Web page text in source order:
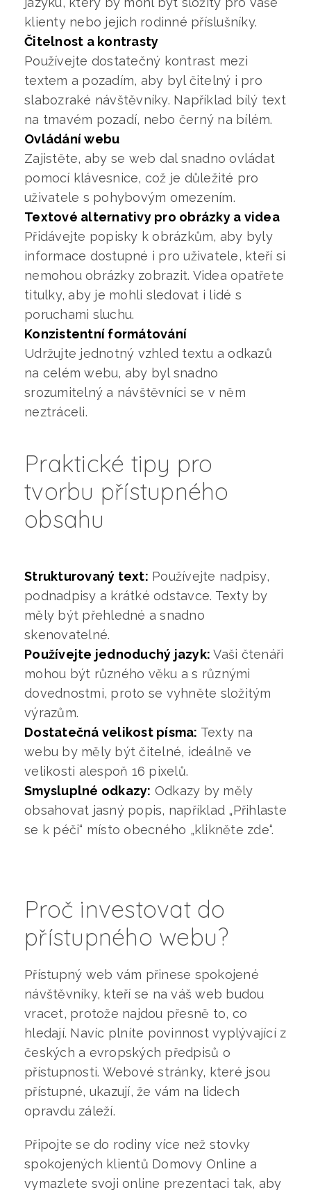
klienty nebo jejich rodinné příslušníky.
Čitelnost a kontrasty
Používejte dostatečný kontrast mezi
textem a pozadím, aby byl čitelný i pro
slabozraké návštěvníky. Například bílý text
na tmavém pozadí, nebo černý na bílém.
Ovládání webu
Zajistěte, aby se web dal snadno ovládat
pomocí klávesnice, což je důležité pro
uživatele s pohybovým omezením.
Textové alternativy pro obrázky a videa
Přidávejte popisky k obrázkům, aby byly
informace dostupné i pro uživatele, kteří si
nemohou obrázky zobrazit. Videa opatřete
titulky, aby je mohli sledovat i lidé s
poruchami sluchu.
Konzistentní formátování
Udržujte jednotný vzhled textu a odkazů
na celém webu, aby byl snadno
srozumitelný a návštěvníci se v něm
neztráceli.
Praktické tipy pro
tvorbu přístupného
obsahu
Strukturovaný text: Používejte nadpisy,
podnadpisy a krátké odstavce. Texty by
měly být přehledné a snadno
skenovatelné.
Používejte jednoduchý jazyk: Vaši čtenáři
mohou být různého věku a s různými
dovednostmi, proto se vyhněte složitým
výrazům.
Dostatečná velikost písma: Texty na
webu by měly být čitelné, ideálně ve
velikosti alespoň 16 pixelů.
Smysluplné odkazy: Odkazy by měly
obsahovat jasný popis, například „Přihlaste
se k péči“ místo obecného „klikněte zde“.
Proč investovat do
přístupného webu?
Přístupný web vám přinese spokojené
návštěvníky, kteří se na váš web budou
vracet, protože najdou přesně to, co
hledají. Navíc plníte povinnost vyplývající z
českých a evropských předpisů o
přístupnosti. Webové stránky, které jsou
přístupné, ukazují, že vám na lidech
opravdu záleží.
Připojte se do rodiny více než stovky
spokojených klientů Domovy Online a
vymazlete svoji online prezentaci tak, aby